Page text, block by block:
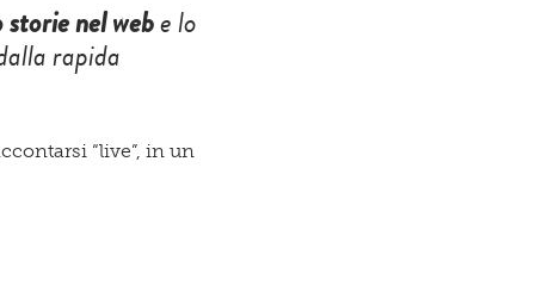
nel webe lo
rapida
“live”, in un